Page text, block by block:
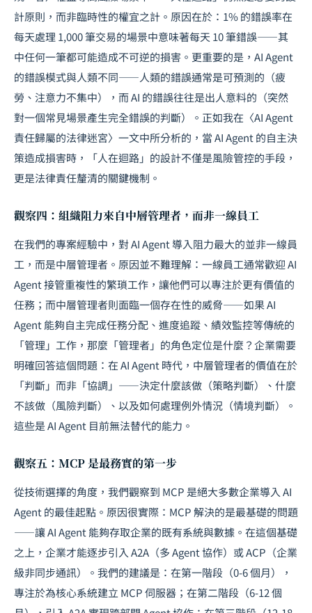
計原則，而非臨時性的權宜之計。原因在於：1% 的錯誤率在
每天處理 1,000 筆交易的場景中意味著每天 10 筆錯誤——其
中任何一筆都可能造成不可逆的損害。更重要的是，AI Agent
的錯誤模式與人類不同——人類的錯誤通常是可預測的（疲
勞、注意力不集中），而 AI 的錯誤往往是出人意料的（突然
對一個常見場景產生完全錯誤的判斷）。正如我在 〈AI Agent
責任歸屬的法律迷宮〉 一文中所分析的，當 AI Agent 的自主決
策造成損害時，「人在迴路」的設計不僅是風險管控的手段，
更是法律責任釐清的關鍵機制。
觀察四：組織阻力來自中層管理者，而非一線員工
在我們的專案經驗中，對 AI Agent 導入阻力最大的並非一線員
工，而是中層管理者。原因並不難理解：一線員工通常歡迎 AI
Agent 接管重複性的繁瑣工作，讓他們可以專注於更有價值的
任務；而中層管理者則面臨一個存在性的威脅——如果 AI
Agent 能夠自主完成任務分配、進度追蹤、績效監控等傳統的
「管理」工作，那麼「管理者」的角色定位是什麼？企業需要
明確回答這個問題：在 AI Agent 時代，中層管理者的價值在於
「判斷」而非「協調」——決定什麼該做（策略判斷）、什麼
不該做（風險判斷）、以及如何處理例外情況（情境判斷）。
這些是 AI Agent 目前無法替代的能力。
觀察五：MCP 是最務實的第一步
從技術選擇的角度，我們觀察到 MCP 是絕大多數企業導入 AI
Agent 的最佳起點。原因很實際：MCP 解決的是最基礎的問題
——讓 AI Agent 能夠存取企業的既有系統與數據。在這個基礎
之上，企業才能逐步引入 A2A（多 Agent 協作）或 ACP（企業
級非同步通訊）。我們的建議是：在第一階段（0-6 個月），
專注於為核心系統建立 MCP 伺服器；在第二階段（6-12 個